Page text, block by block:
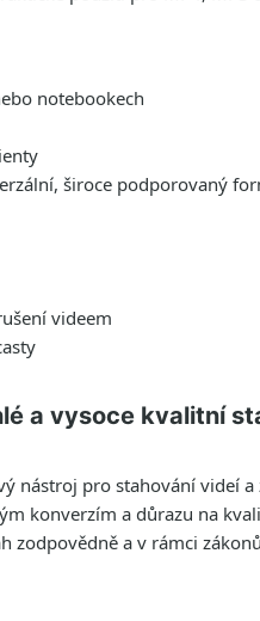
notebookech
široce podporovaný
videem
a vysoce kvalitní
nástroj pro stahování videí
konverzím a důrazu na
zodpovědně a v rámci